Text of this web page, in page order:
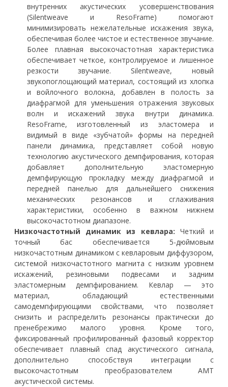
внутренних акустических усовершенствования
(Silentweave и ResoFrame) помогают
минимизировать нежелательные искажения звука,
обеспечивая более чистое и естественное звучание.
Более плавная высокочастотная характеристика
обеспечивает четкое, контролируемое и лишенное
резкости звучание. Silentweave, новый
звукопоглощающий материал, состоящий из хлопка
и войлочного волокна, добавлен в полость за
диафрагмой для уменьшения отражения звуковых
волн и искажений звука внутри динамика.
ResoFrame, изготовленный из эластомера и
видимый в виде «зубчатой» формы на передней
панели динамика, представляет собой новую
технологию акустического демпфирования, которая
добавляет дополнительную эластомерную
демпфирующую прокладку между диафрагмой и
передней панелью для дальнейшего снижения
механических резонансов и сглаживания
характеристики, особенно в важном нижнем
высокочастотном диапазоне.
Низкочастотный динамик из кевлара: Четкий и
точный бас обеспечивается 5-дюймовым
низкочастотным динамиком с кевларовым диффузором,
системой низкочастотного магнита с низким уровнем
искажений, резиновыми подвесами и задним
эластомерным демпфированием. Кевлар — это
материал, обладающий естественными
самодемпфирующими свойствами, что позволяет
снизить и распределить резонансы практически до
пренебрежимо малого уровня. Кроме того,
фиксированный профилированный фазовый корректор
обеспечивает плавный спад акустического сигнала,
дополнительно способствуя интеграции с
высокочастотным преобразователем AMT
акустической системы.